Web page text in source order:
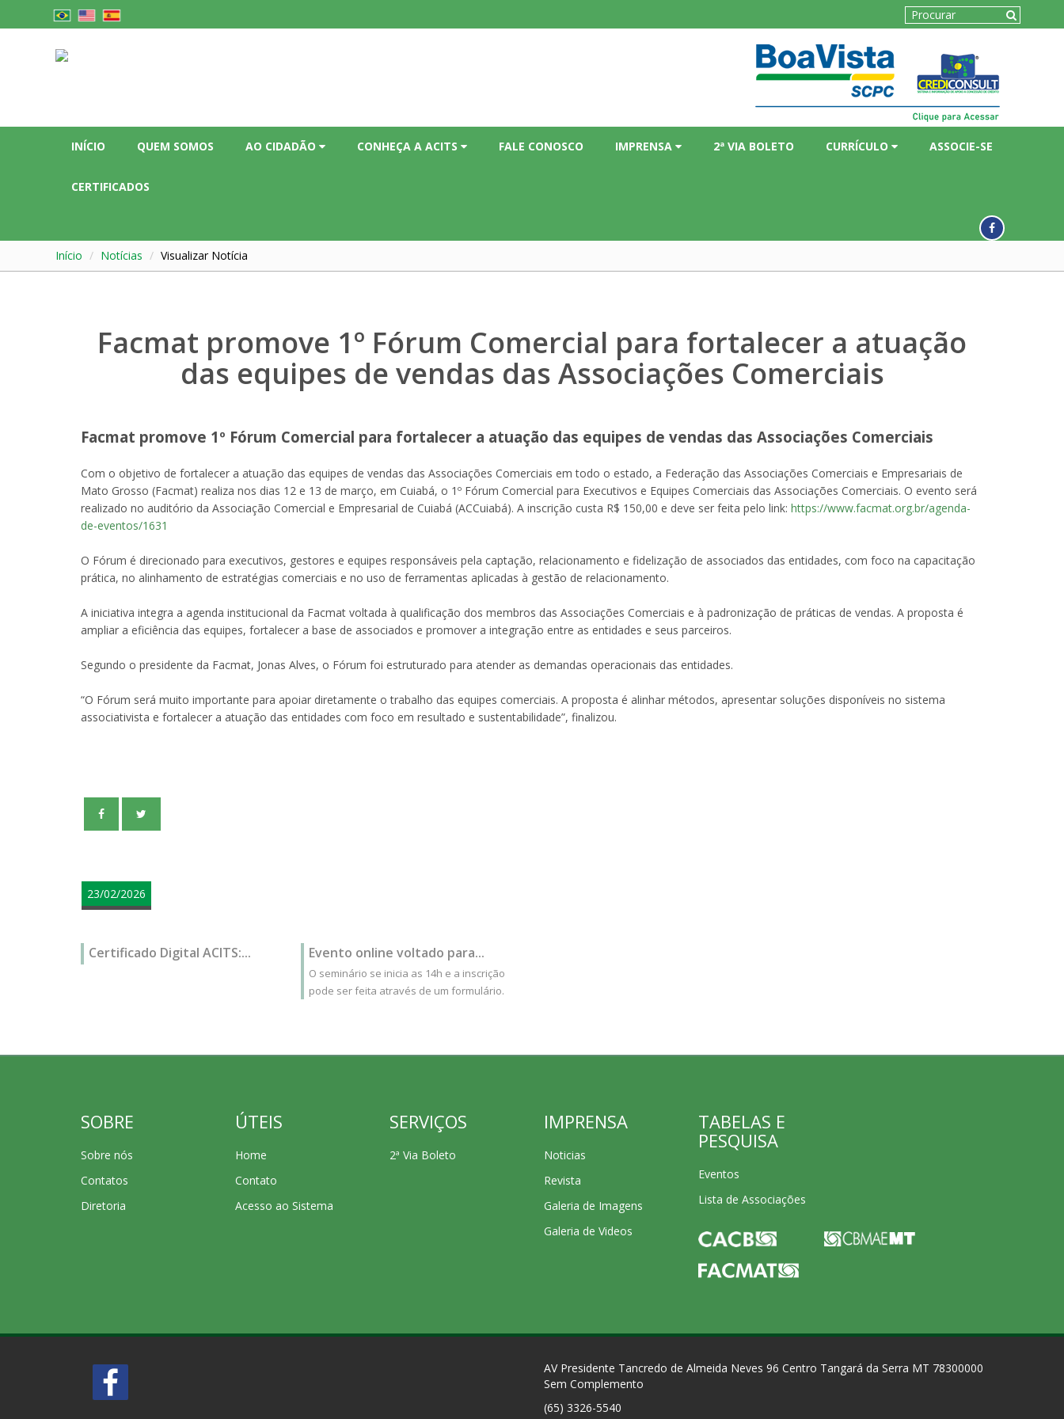
INÍCIO QUEM SOMOS AO CIDADÃO CONHEÇA A ACITS FALE CONOSCO IMPRENSA 2ª VIA BOLETO CURRÍCULO ASSOCIE-SE
CERTIFICADOS
Início Notícias Visualizar Notícia
Facmat promove 1º Fórum Comercial para fortalecer a atuação
das equipes de vendas das Associações Comerciais
Facmat promove 1º Fórum Comercial para fortalecer a atuação das equipes de vendas das Associações Comerciais
Com o objetivo de fortalecer a atuação das equipes de vendas das Associações Comerciais em todo o estado, a Federação das Associações Comerciais e Empresariais de
Mato Grosso (Facmat) realiza nos dias 12 e 13 de março, em Cuiabá, o 1º Fórum Comercial para Executivos e Equipes Comerciais das Associações Comerciais. O evento será
realizado no auditório da Associação Comercial e Empresarial de Cuiabá (ACCuiabá). A inscrição custa R$ 150,00 e deve ser feita pelo link: https://www.facmat.org.br/agenda-
de-eventos/1631
O Fórum é direcionado para executivos, gestores e equipes responsáveis pela captação, relacionamento e fidelização de associados das entidades, com foco na capacitação
prática, no alinhamento de estratégias comerciais e no uso de ferramentas aplicadas à gestão de relacionamento.
A iniciativa integra a agenda institucional da Facmat voltada à qualificação dos membros das Associações Comerciais e à padronização de práticas de vendas. A proposta é
ampliar a eficiência das equipes, fortalecer a base de associados e promover a integração entre as entidades e seus parceiros.
Segundo o presidente da Facmat, Jonas Alves, o Fórum foi estruturado para atender as demandas operacionais das entidades.
“O Fórum será muito importante para apoiar diretamente o trabalho das equipes comerciais. A proposta é alinhar métodos, apresentar soluções disponíveis no sistema
associativista e fortalecer a atuação das entidades com foco em resultado e sustentabilidade”, finalizou.
23/02/2026
Certificado Digital ACITS:... Evento online voltado para...
O seminário se inicia as 14h e a inscrição
pode ser feita através de um formulário.
SOBRE
Sobre nós
Contatos
Diretoria
ÚTEIS
Home
Contato
Acesso ao Sistema
SERVIÇOS
2ª Via Boleto
IMPRENSA
Noticias
Revista
Galeria de Imagens
Galeria de Videos
TABELAS E
PESQUISA
Eventos
Lista de Associações
AV Presidente Tancredo de Almeida Neves 96 Centro Tangará da Serra MT 78300000
Sem Complemento
(65) 3326-5540